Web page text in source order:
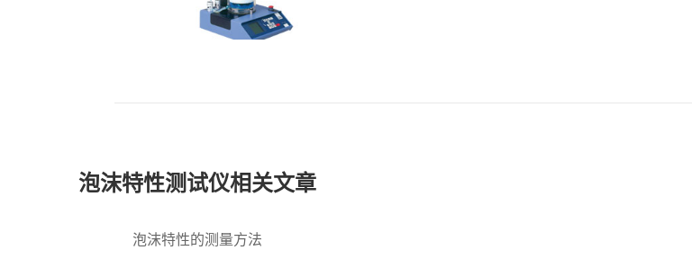
泡沫特性测试仪相关文章
泡沫特性的测量方法